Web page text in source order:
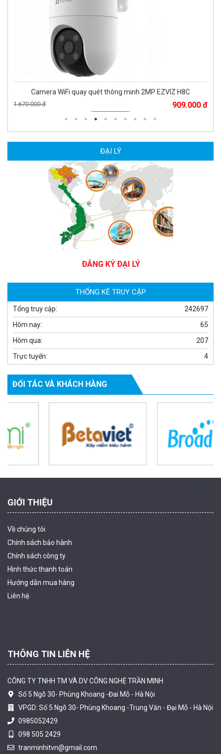
Camera WiFi quay quét thông minh 2MP EZVIZ H8C
1.670.000 đ 909.000 đ
MUA NGAY
2.060.000 đ 1.469.000 đ
MUA NGAY
1.679.000 đ
Camera tích hợp đầu báo nhiệt 2MP Hikfire HF-VH 223
2.039.000 đ
ĐẠI LÝ
THỐNG KÊ TRUY CẬP
242697
Tổng truy cập:
65
Hôm nay:
207
Hôm qua:
4
Trực tuyến:
ĐỐI TÁC VÀ KHÁCH HÀNG
GIỚI THIỆU
Về chúng tôi
Chính sách bảo hành
Chính sách công ty
Hình thức thanh toán
Hướng dẫn mua hàng
Liên hệ
THÔNG TIN LIÊN HỆ
CÔNG TY TNHH TM VÀ DV CÔNG NGHỆ TRẦN MINH
Số 5 Ngõ 30- Phùng Khoang -Đai Mỗ - Hà Nội
VPGD: Số 5 Ngõ 30- Phùng Khoang -Trung Văn - Đại Mỗ - Hà Nội
0985052429
098 505 2429
tranminhitvn@gmail.com